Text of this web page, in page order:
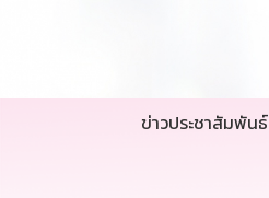
ข่าวประชาสัมพันธ์